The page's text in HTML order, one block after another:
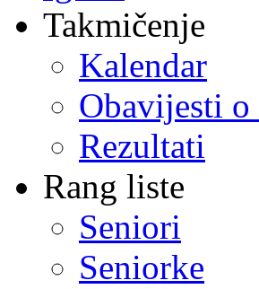
Takmičenje
Kalendar
Obavijesti
Rezultati
Rang liste
Seniori
Seniorke